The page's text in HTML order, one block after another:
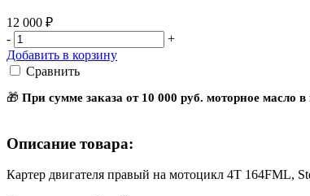
12 000 ₽
-
+
Добавить в корзину
Сравнить
🎁 При сумме заказа от 10 000 руб. моторное масло в
Описание товара:
Картер двигателя правый на мотоцикл 4Т 164FML,